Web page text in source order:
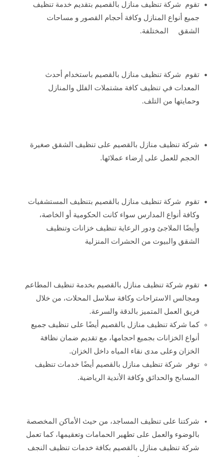
تقوم شركة تنظيف منازل بالقصيم بتقديم خدمة تنظيف
جميع أنواع المنازل وكافة أحجام القصور و مساحات
الشقق المختلفة.
تقوم شركة تنظيف منازل بالقصيم باستخدام أحدث
المعدات في تنظيف كافة مشتملات الفلل والمنازل
وحمايتها من التلف.
شركة تنظيف منازل بالقصيم على تنظيف الشقق صغيرة
الحجم للعمل على إرضاء عملائها.
تقوم شركة تنظيف منازل بالقصيم بتنظيف المستشفيات
وكافة أنواع المدارس سواء كانت الحكومية أو الخاصة،
وأيضًا الملاجئ ودور الرعاية تنظيف خزانات وتنظيف
الشقق والبيوت من الحشرات المنزلية
تقوم شركة تنظيف منازل بالقصيم بخدمة تنظيف المطاعم
ومجالس الاستراحات وكافة سلاسل المحلات، من خلال
فريق العمل المتميز بالدقة والسرعة.
كما شركة تنظيف منازل بالقصيم أيضًا على تنظيف جميع
أنواع الخزانات بجميع احجامها، مع تقديم ضمان نظافة
الخزان وعلى مدى نقاء المياه داخل الخزان.
توفر شركة تنظيف منازل بالقصيم أيضًا خدمات تنظيف
المسابح والحدائق وكافة الأندية الرياضية.
شركتنا على تنظيف المساجد، من حيث الأماكن المخصصة
بالوضوء والعمل على تطهير الحمامات وتعقيمها، كما تعمل
شركة تنظيف منازل بالقصيم بكافة خدمات تنظيف النجف